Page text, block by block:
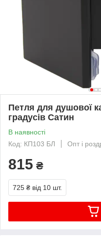
Петля для душової
градусів Сатин
В наявності
Код: КП103 БЛ
Опт і
815 ₴
725 ₴ від 10 шт.